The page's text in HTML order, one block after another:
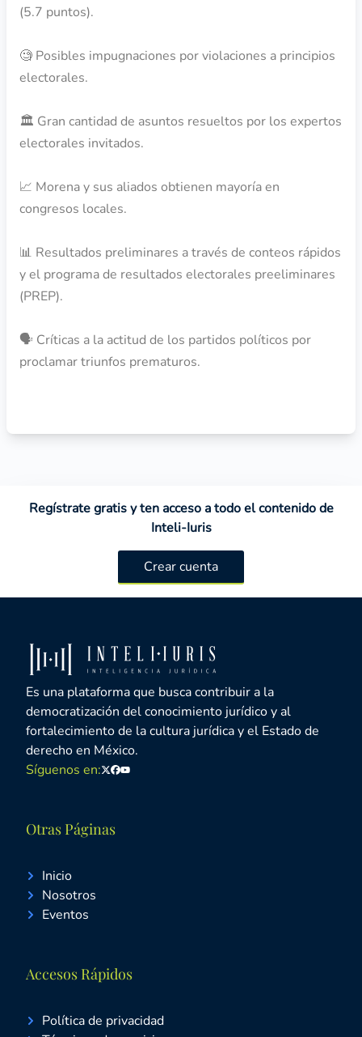
(5.7 puntos).
🧐 Posibles impugnaciones por violaciones a principios
electorales.
🏛️ Gran cantidad de asuntos resueltos por los expertos
electorales invitados.
📈 Morena y sus aliados obtienen mayoría en
congresos locales.
📊 Resultados preliminares a través de conteos rápidos
y el programa de resultados electorales preeliminares
(PREP).
🗣️ Críticas a la actitud de los partidos políticos por
proclamar triunfos prematuros.
Regístrate gratis y ten acceso a todo el contenido de
Inteli-Iuris
Crear cuenta
Es una plataforma que busca contribuir a la
democratización del conocimiento jurídico y al
fortalecimiento de la cultura jurídica y el Estado de
derecho en México.
Síguenos en:Twitter
Facebook
Youtube
Otras Páginas
Inicio
Nosotros
Eventos
Accesos Rápidos
Política de privacidad